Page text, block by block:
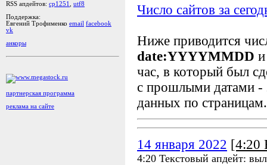
RSS апдейтов: cp1251
utf8
Поддержка:
Евгений Трофименко email facebook
vk
анкоры
партнерская программа
реклама на сайте
Число сайтов за
Ниже приводится
date:YYYYMMDD
час, в который был
с прошлыми датами -
данных по страницам.
14 января 2022 [4:20
4:20 Текстовый апдейт: